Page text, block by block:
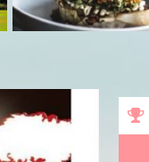
フ
ェ
イ
ー